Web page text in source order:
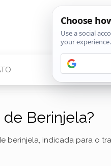
Berinjela?
berinjela, indicada para o